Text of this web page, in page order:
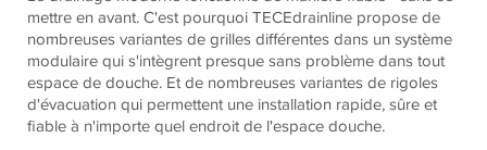
mettre en avant. C'est pourquoi TECEdrainline propose de
nombreuses variantes de grilles différentes dans un système
modulaire qui s'intègrent presque sans problème dans tout
espace de douche. Et de nombreuses variantes de rigoles
d'évacuation qui permettent une installation rapide, sûre et
fiable à n'importe quel endroit de l'espace douche.